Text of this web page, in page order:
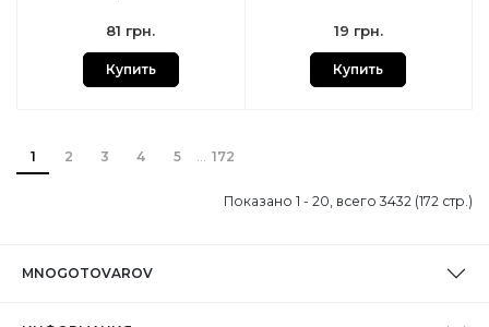
81 грн.
Купить
19 грн.
Купить
1 2 3 4 5 172
Показано 1 - 20, всего 3432 (172 стр.)
MNOGOTOVAROV